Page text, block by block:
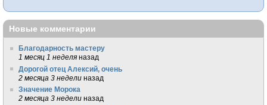
Новые комментарии
Благодарность мастеру
1 месяц 1 неделя назад
Дорогой отец Алексий, очень
2 месяца 3 недели назад
Значение Морока
2 месяца 3 недели назад